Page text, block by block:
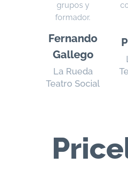
grupos y
formador.
Fernando
Gallego
La Rueda
Teatro Social